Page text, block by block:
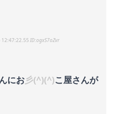
ogxS7oZvr
にお彡(^)(^)こ屋さんが